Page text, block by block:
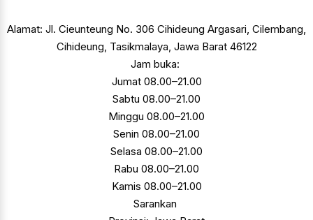
Alamat: Jl. Cieunteung No. 306 Cihideung Argasari, Cilembang,
Cihideung, Tasikmalaya, Jawa Barat 46122
Jam buka:
Jumat 08.00–21.00
Sabtu 08.00–21.00
Minggu 08.00–21.00
Senin 08.00–21.00
Selasa 08.00–21.00
Rabu 08.00–21.00
Kamis 08.00–21.00
Sarankan